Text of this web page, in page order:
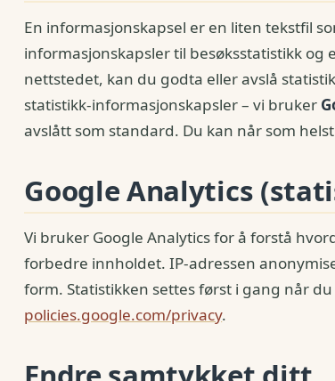
En informasjonskapsel er en liten tekstfil
informasjonskapsler til besøksstatistikk
nettstedet, kan du godta eller avslå
statistikk-informasjonskapsler – vi bruker
avslått som standard. Du kan når som
Google Analytics
Vi bruker Google Analytics for å forstå
forbedre innholdet. IP-adressen
form. Statistikken settes først i gang når
policies.google.com/privacy.